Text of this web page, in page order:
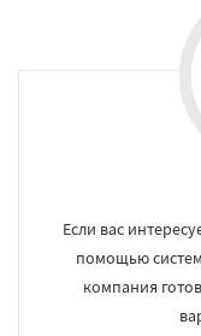
Калькутта
Анкара
Если вас
помощью
компания
Даю